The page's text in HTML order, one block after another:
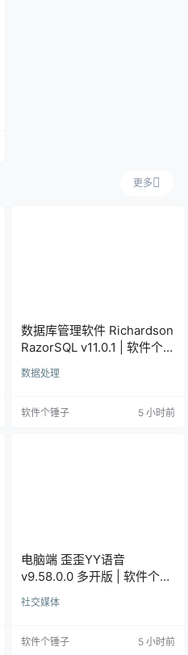
更多
数据库管理软件 Richardson
RazorSQL v11.0.1 | 软件个锤
子 | R1233
数据处理
软件个锤子 5 小时前
电脑端 歪歪YY语音
v9.58.0.0 多开版 | 软件个锤
子 | R1086
社交媒体
软件个锤子 5 小时前